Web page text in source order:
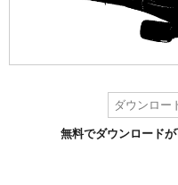
無料でダウンロードが